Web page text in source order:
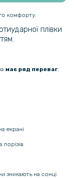
комфорту.
плівки
має ряд переваг:
екрані
зникають на сонці